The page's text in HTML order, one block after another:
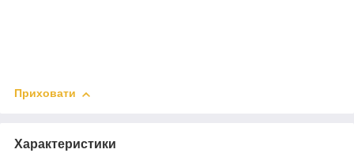
Приховати
Характеристики